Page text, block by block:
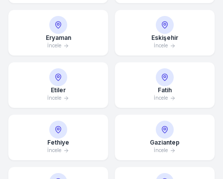
Eryaman
İncele
Eskişehir
İncele
Etiler
İncele
Fatih
İncele
Fethiye
İncele
Gaziantep
İncele
Ortalama Yanıt Süresi: 15 Dakika